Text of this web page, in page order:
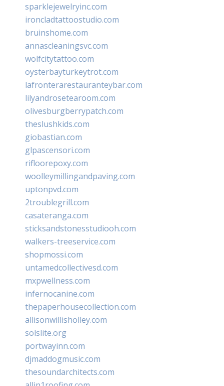
sparklejewelryinc.com
ironcladtattoostudio.com
bruinshome.com
annascleaningsvc.com
wolfcitytattoo.com
oysterbayturkeytrot.com
lafronterarestauranteybar.com
lilyandrosetearoom.com
olivesburgberrypatch.com
theslushkids.com
giobastian.com
glpascensori.com
rifloorepoxy.com
woolleymillingandpaving.com
uptonpvd.com
2troublegrill.com
casateranga.com
sticksandstonesstudiooh.com
walkers-treeservice.com
shopmossi.com
untamedcollectivesd.com
mxpwellness.com
infernocanine.com
thepaperhousecollection.com
allisonwillisholley.com
solslite.org
portwayinn.com
djmaddogmusic.com
thesoundarchitects.com